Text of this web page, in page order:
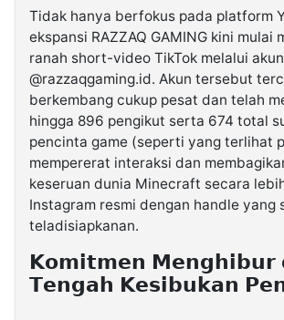
Tidak hanya berfokus pada platform
ekspansi RAZZAQ GAMING kini mulai
ranah short-video TikTok melalui akun
@razzaqgaming.id. Akun tersebut
berkembang cukup pesat dan telah
hingga 896 pengikut serta 674 total
pencinta game (seperti yang terlihat
mempererat interaksi dan
keseruan dunia Minecraft secara
Instagram resmi dengan handle yang
teladisiapkanan.
𝗞𝗼𝗺𝗶𝘁𝗺𝗲𝗻 𝗠𝗲𝗻𝗴𝗵𝗶𝗯𝘂𝗿
𝗧𝗲𝗻𝗴𝗮𝗵 𝗞𝗲𝘀𝗶𝗯𝘂𝗸𝗮𝗻